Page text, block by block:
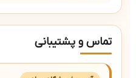
تماس و پشتیبانی